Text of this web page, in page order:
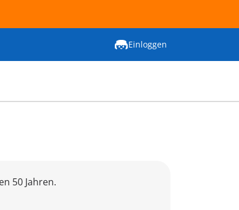
Einloggen
50 Jahren.